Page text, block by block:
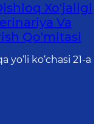
Xo'jaligi
Va
Qo'mitasi
yo‘li ko‘chasi 21-a